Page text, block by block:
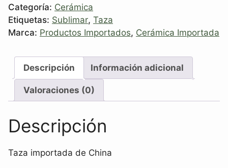
Categoría: Cerámica
Etiquetas: Sublimar, Taza
Marca: Productos Importados, Cerámica Importada
Descripción Información adicional
Valoraciones (0)
Descripción
Taza importada de China